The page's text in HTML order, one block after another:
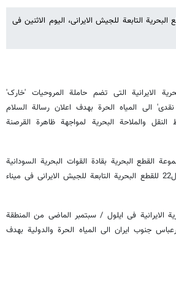
ال22 للقطع البحریة التابعة للجیش الایرانی، الیوم الاثنین فی
الایرانیة التی تضم حاملة المروحیات 'خارک'
الی المیاه الحرة بهدف اعلان رسالة السلام
والملاحة البحریة لمواجهة ظاهرة القرصنة
القطع البحریة بقادة القوات البحریة السودانیة
خلال فترة ارساء المجموعة ال22 للقطع البحریة التابعة للجیش الایرانی فی میناء
الایرانیة فی ایلول / سبتمبر الماضی من المنطقة
جنوب ایران الی المیاه الحرة والدولیة بهدف